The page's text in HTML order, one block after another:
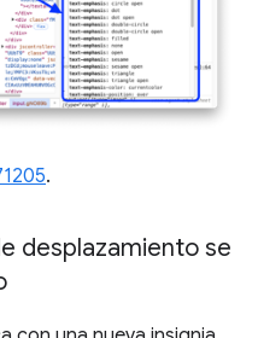
.
desplazamiento se